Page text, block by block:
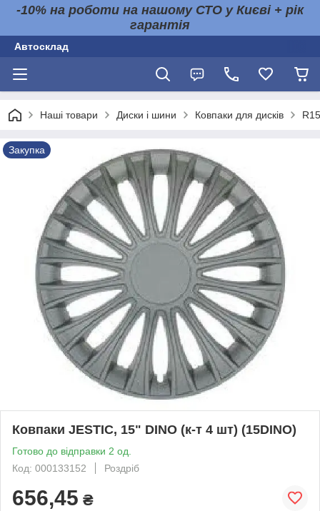
-10% на роботи на нашому СТО у Києві + рік
гарантія
Автосклад
Наші товари Диски і шини Ковпаки для дисків R15
Закупка
Ковпаки JESTIC, 15" DINO (к-т 4 шт) (15DINO)
Готово до відправки 2 од.
Код: 000133152
Роздріб
656,45 ₴